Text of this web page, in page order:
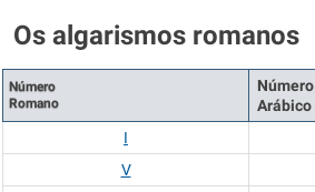
Os algarismos romanos
Número
Romano
Número
Arábico
I
V